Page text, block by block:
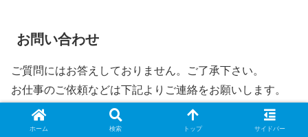
お問い合わせ
ご質問にはお答えしておりません。ご了承下さい。
お仕事のご依頼などは下記よりご連絡をお願いします。
お問い合わせページへ
ホーム 検索 トップ サイドバー